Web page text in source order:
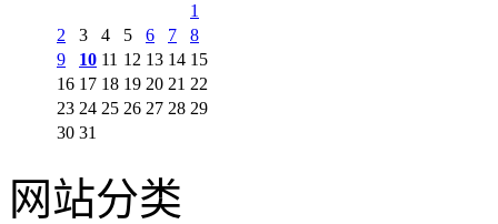
1
2
3 4 5 6 7
8
9
10 11 12 13 14 15
16 17 18 19 20 21 22
23 24 25 26 27 28 29
30 31
网站分类